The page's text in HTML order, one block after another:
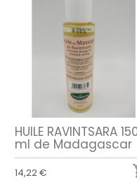
HUILE RAVINTSARA
ml de Madagascar
14,22 €